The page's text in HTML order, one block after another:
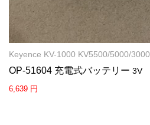
Keyence KV-1000 KV5500/5000/
OP-51604 充電式バッテリー 3V
6,639 円